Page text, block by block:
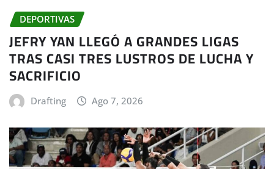
DEPORTIVAS
JEFRY YAN LLEGÓ A GRANDES LIGAS
TRAS CASI TRES LUSTROS DE LUCHA Y
SACRIFICIO
Drafting Ago 7, 2026